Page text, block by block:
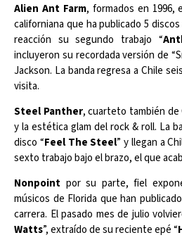
Alien Ant Farm, formados en 1996,
californiana que ha publicado 5
reacción su segundo trabajo “
incluyeron su recordada versión de
Jackson. La banda regresa a Chile
visita.
Steel Panther, cuarteto también de
y la estética glam del rock & roll. La
disco “Feel The Steel” y llegan a
sexto trabajo bajo el brazo, el que
Nonpoint por su parte, fiel
músicos de Florida que han
carrera. El pasado mes de julio
Watts”, extraído de su reciente epé “